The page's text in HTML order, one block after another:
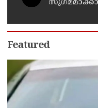
Featured